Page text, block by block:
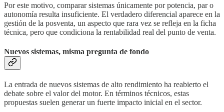
Por este motivo, comparar sistemas únicamente por potencia, par o
autonomía resulta insuficiente. El verdadero diferencial aparece en la
gestión de la posventa, un aspecto que rara vez se refleja en la ficha
técnica, pero que condiciona la rentabilidad real del punto de venta.
Nuevos sistemas, misma pregunta de fondo
La entrada de nuevos sistemas de alto rendimiento ha reabierto el
debate sobre el valor del motor. En términos técnicos, estas
propuestas suelen generar un fuerte impacto inicial en el sector.